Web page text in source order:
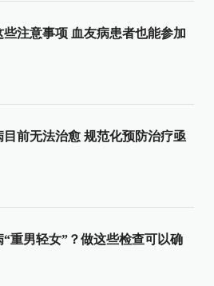
些注意事项 血友病患者也能参加
目前无法治愈 规范化预防治疗亟
“重男轻女”？做这些检查可以确